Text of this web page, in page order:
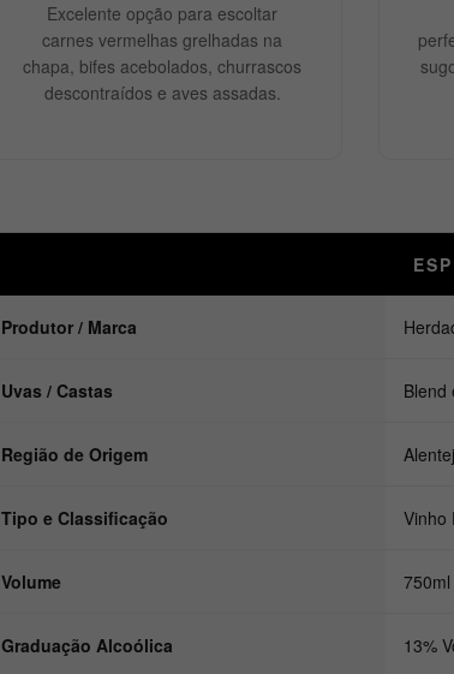
Excelente opção para escoltar
carnes vermelhas grelhadas na
chapa, bifes acebolados, churrascos
descontraídos e aves assadas.
Produtor / Marca
Uvas / Castas Blend
Região de Origem
Tipo e Classificação Vinho
Volume
Graduação Alcoólica 13%